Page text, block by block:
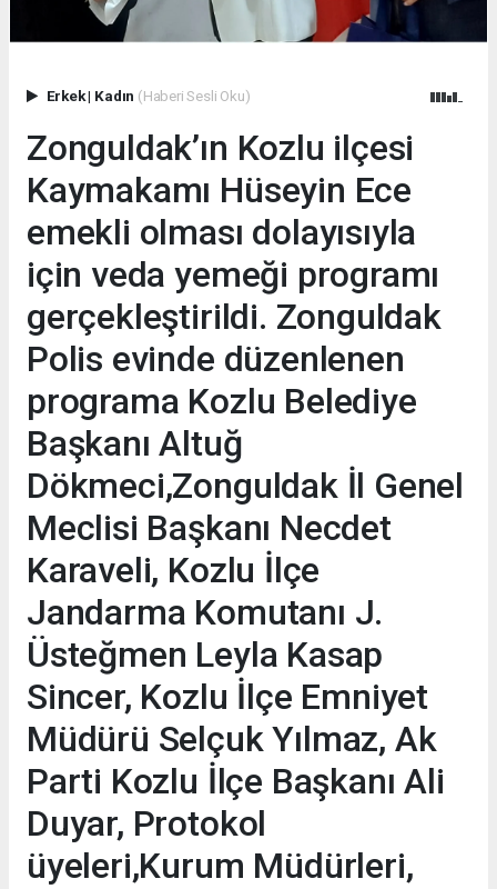
Erkek| Kadın (Haberi Sesli Oku)
Zonguldak’ın Kozlu ilçesi
Kaymakamı Hüseyin Ece
emekli olması dolayısıyla
için veda yemeği programı
gerçekleştirildi. Zonguldak
Polis evinde düzenlenen
programa Kozlu Belediye
Başkanı Altuğ
Dökmeci,Zonguldak İl Genel
Meclisi Başkanı Necdet
Karaveli, Kozlu İlçe
Jandarma Komutanı J.
Üsteğmen Leyla Kasap
Sincer, Kozlu İlçe Emniyet
Müdürü Selçuk Yılmaz, Ak
Parti Kozlu İlçe Başkanı Ali
Duyar, Protokol
üyeleri,Kurum Müdürleri,